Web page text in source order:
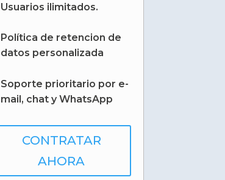
Usuarios ilimitados.
Política de retencion de
datos personalizada
Soporte prioritario por e-
mail, chat y WhatsApp
CONTRATAR
AHORA